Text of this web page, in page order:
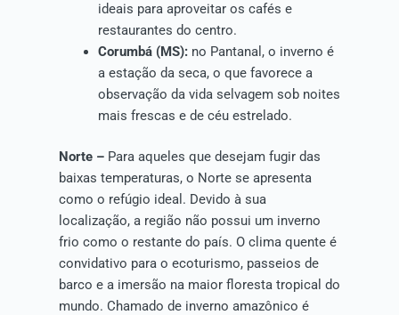
ideais para aproveitar os cafés e
restaurantes do centro.
Corumbá (MS):no Pantanal, o inverno é
a estação da seca, o que favorece a
observação da vida selvagem sob noites
mais frescas e de céu estrelado.
Norte – Para aqueles que desejam fugir das
baixas temperaturas, o Norte se apresenta
como o refúgio ideal. Devido à sua
localização, a região não possui um inverno
frio como o restante do país. O clima quente é
convidativo para o ecoturismo, passeios de
barco e a imersão na maior floresta tropical do
mundo. Chamado de inverno amazônico é